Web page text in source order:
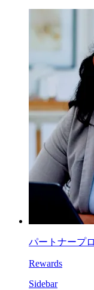
パートナープ
Rewards
Sidebar